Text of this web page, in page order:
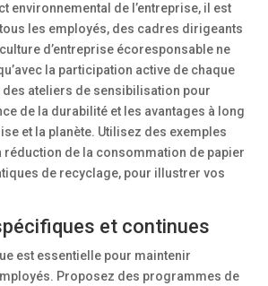
environnemental de l’entreprise, il est
les employés, des cadres dirigeants
d’entreprise écoresponsable ne
la participation active de chaque
ateliers de sensibilisation pour
de la durabilité et les avantages à long
et la planète. Utilisez des exemples
réduction de la consommation de papier
de recyclage, pour illustrer vos
et continues
est essentielle pour maintenir
Proposez des programmes de